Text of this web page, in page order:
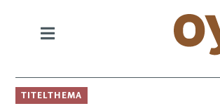
TITELTHEMA